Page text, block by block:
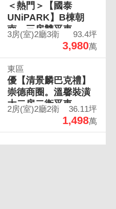
＜熱門＞【國泰
UNiPARK】B棟朝
南。三房雙平車
3房(室)2廳3衛 93.4坪
3,980萬
東區
優【清景麟巴克禮】
崇德商圈。溫馨裝潢
大二房二衛平車
2房(室)2廳2衛 36.11坪
1,498萬